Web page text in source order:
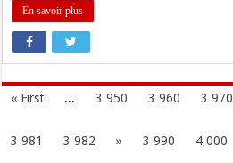
En savoir plus
« First ... 3 950 3 960 3 970
3 981 3 982 » 3 990 4 000